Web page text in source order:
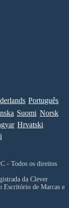
Português
Suomi Norsk
Hrvatski
- Todos os direitos
da Clever
Escritório de Marcas e